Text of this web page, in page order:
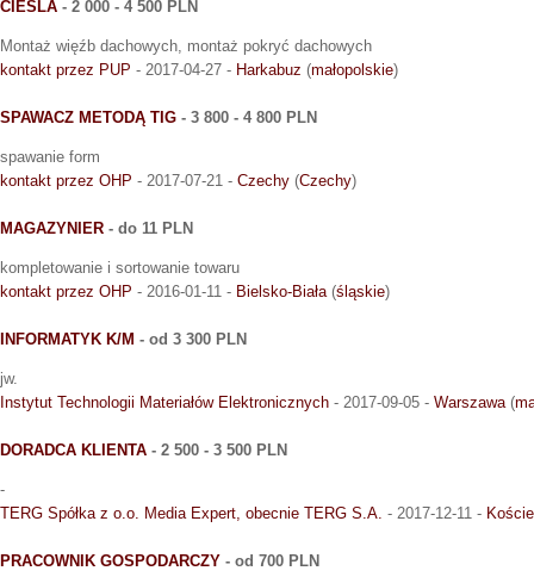
CIEŚLA - 2 000 - 4 500 PLN
Montaż więźb dachowych, montaż pokryć dachowych
kontakt przez PUP - 2017-04-27 - Harkabuz (małopolskie)
SPAWACZ METODĄ TIG - 3 800 - 4 800 PLN
spawanie form
kontakt przez OHP - 2017-07-21 - Czechy (Czechy)
MAGAZYNIER - do 11 PLN
kompletowanie i sortowanie towaru
kontakt przez OHP - 2016-01-11 - Bielsko-Biała(śląskie)
INFORMATYK K/M - od 3 300 PLN
jw.
Instytut Technologii Materiałów Elektronicznych - 2017-09-05 - Warszawa(
DORADCA KLIENTA - 2 500 - 3 500 PLN
-
TERG Spółka z o.o. Media Expert, obecnie TERG S.A. - 2017-12-11 -
PRACOWNIK GOSPODARCZY - od 700 PLN